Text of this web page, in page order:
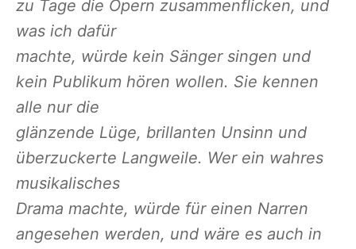
zu Tage die Opern zusammenflicken, und
was ich dafür
machte, würde kein Sänger singen und
kein Publikum hören wollen. Sie kennen
alle nur die
glänzende Lüge, brillanten Unsinn und
überzuckerte Langweile. Wer ein wahres
musikalisches
Drama machte, würde für einen Narren
angesehen werden, und wäre es auch in